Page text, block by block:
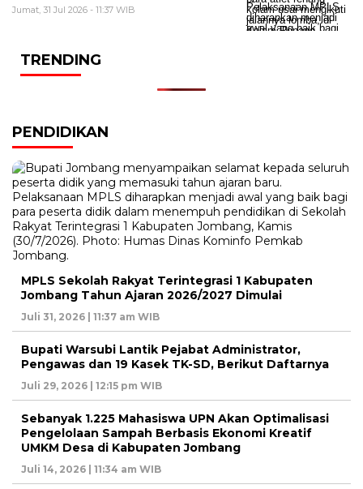
Jumat, 31 Jul 2026 - 11:37 WIB
TRENDING
PENDIDIKAN
MPLS Sekolah Rakyat Terintegrasi 1 Kabupaten
Jombang Tahun Ajaran 2026/2027 Dimulai
Juli 31, 2026 | 11:37 am WIB
Bupati Warsubi Lantik Pejabat Administrator,
Pengawas dan 19 Kasek TK-SD, Berikut Daftarnya
Juli 29, 2026 | 12:15 pm WIB
Sebanyak 1.225 Mahasiswa UPN Akan Optimalisasi
Pengelolaan Sampah Berbasis Ekonomi Kreatif
UMKM Desa di Kabupaten Jombang
Juli 14, 2026 | 11:34 am WIB